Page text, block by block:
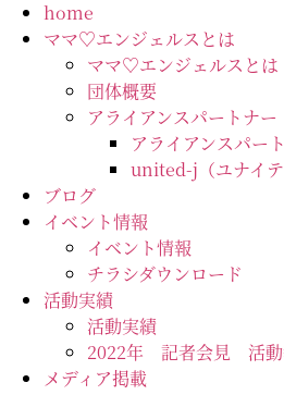
home
ママ♡エンジェルスとは
ママ♡エンジェルスとは
団体概要
アライアンスパートナー
アライアンスパー
united-j（ユナイテ
ブログ
イベント情報
イベント情報
チラシダウンロード
活動実績
活動実績
2022年 記者会見 活動
メディア掲載